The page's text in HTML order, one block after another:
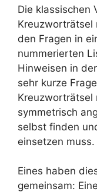
Die klassischen
Kreuzworträtsel
den Fragen in
nummerierten
Hinweisen in
sehr kurze
Kreuzworträtsel
symmetrisch
selbst finden
einsetzen muss.
Eines haben
gemeinsam: